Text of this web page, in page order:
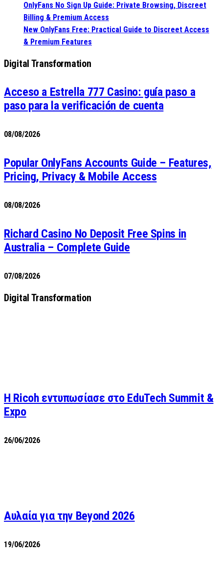
OnlyFans No Sign Up Guide: Private Browsing, Discreet
Billing & Premium Access
New OnlyFans Free: Practical Guide to Discreet Access
& Premium Features
Digital Transformation
Acceso a Estrella 777 Casino: guía paso a
paso para la verificación de cuenta
08/08/2026
Popular OnlyFans Accounts Guide – Features,
Pricing, Privacy & Mobile Access
08/08/2026
Richard Casino No Deposit Free Spins in
Australia – Complete Guide
07/08/2026
Digital Transformation
Η Ricoh εντυπωσίασε στο EduTech Summit &
Expo
26/06/2026
Αυλαία για την Beyond 2026
19/06/2026